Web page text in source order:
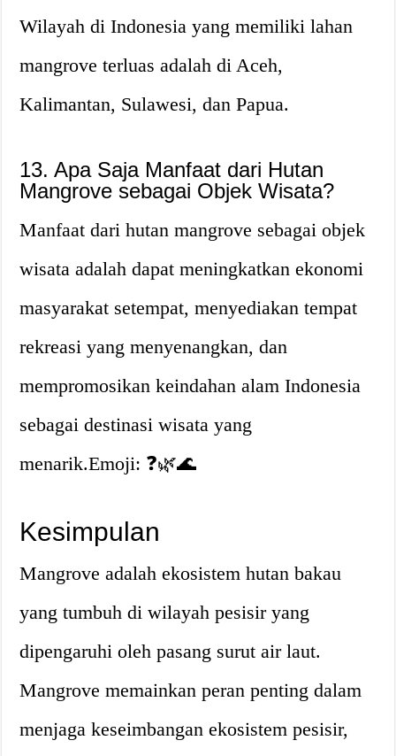
Wilayah di Indonesia yang memiliki lahan
mangrove terluas adalah di Aceh,
Kalimantan, Sulawesi, dan Papua.
13. Apa Saja Manfaat dari Hutan
Mangrove sebagai Objek Wisata?
Manfaat dari hutan mangrove sebagai objek
wisata adalah dapat meningkatkan ekonomi
masyarakat setempat, menyediakan tempat
rekreasi yang menyenangkan, dan
mempromosikan keindahan alam Indonesia
sebagai destinasi wisata yang
menarik.Emoji: ❓🌿🌊
Kesimpulan
Mangrove adalah ekosistem hutan bakau
yang tumbuh di wilayah pesisir yang
dipengaruhi oleh pasang surut air laut.
Mangrove memainkan peran penting dalam
menjaga keseimbangan ekosistem pesisir,